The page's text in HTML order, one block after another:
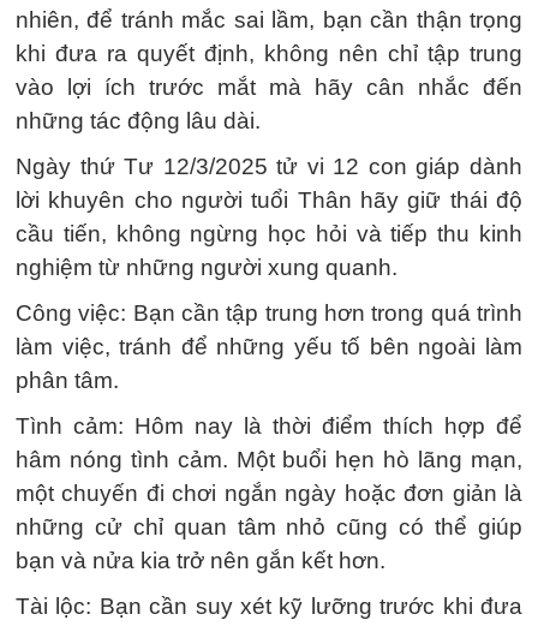
nhiên, để tránh mắc sai lầm, bạn cần thận trọng
khi đưa ra quyết định, không nên chỉ tập trung
vào lợi ích trước mắt mà hãy cân nhắc đến
những tác động lâu dài.
Ngày thứ Tư 12/3/2025 tử vi 12 con giáp dành
lời khuyên cho người tuổi Thân hãy giữ thái độ
cầu tiến, không ngừng học hỏi và tiếp thu kinh
nghiệm từ những người xung quanh.
Công việc: Bạn cần tập trung hơn trong quá trình
làm việc, tránh để những yếu tố bên ngoài làm
phân tâm.
Tình cảm: Hôm nay là thời điểm thích hợp để
hâm nóng tình cảm. Một buổi hẹn hò lãng mạn,
một chuyến đi chơi ngắn ngày hoặc đơn giản là
những cử chỉ quan tâm nhỏ cũng có thể giúp
bạn và nửa kia trở nên gắn kết hơn.
Tài lộc: Bạn cần suy xét kỹ lưỡng trước khi đưa